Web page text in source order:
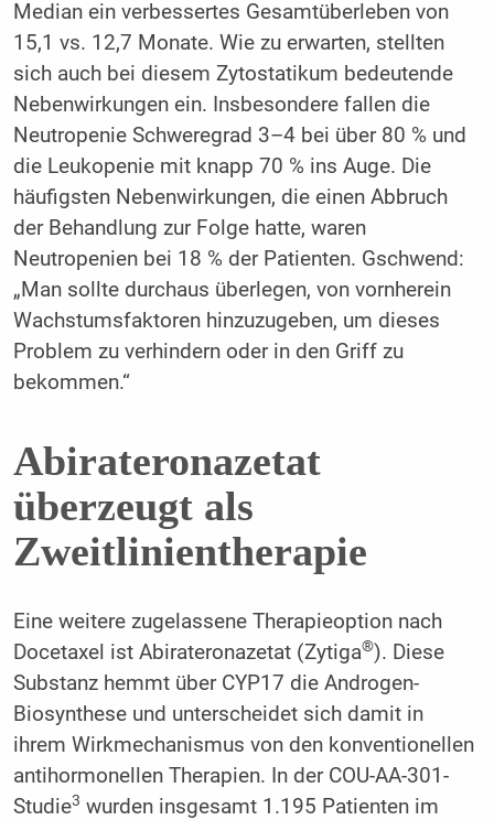
Median ein verbessertes Gesamtüberleben von
15,1 vs. 12,7 Monate. Wie zu erwarten, stellten
sich auch bei diesem Zytostatikum bedeutende
Nebenwirkungen ein. Insbesondere fallen die
Neutropenie Schweregrad 3–4 bei über 80 % und
die Leukopenie mit knapp 70 % ins Auge. Die
häufigsten Nebenwirkungen, die einen Abbruch
der Behandlung zur Folge hatte, waren
Neutropenien bei 18 % der Patienten. Gschwend:
„Man sollte durchaus überlegen, von vornherein
Wachstumsfaktoren hinzuzugeben, um dieses
Problem zu verhindern oder in den Griff zu
bekommen.“
Abirateronazetat
überzeugt als
Zweitlinientherapie
Eine weitere zugelassene Therapieoption nach
Docetaxel ist Abirateronazetat (Zytiga®). Diese
Substanz hemmt über CYP17 die Androgen-
Biosynthese und unterscheidet sich damit in
ihrem Wirkmechanismus von den konventionellen
antihormonellen Therapien. In der COU-AA-301-
Studie3 wurden insgesamt 1.195 Patienten im